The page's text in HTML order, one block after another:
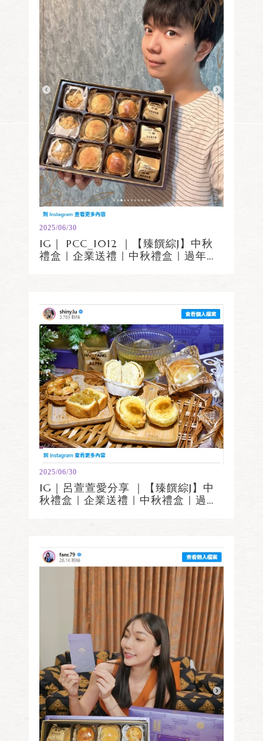
2025/06/30
IG｜ PCC_1012 ｜【臻饌綜J】中秋
禮盒｜企業送禮｜中秋禮盒｜過年禮
2025/06/30
IG｜呂萱萱愛分享 ｜【臻饌綜J】中
秋禮盒｜企業送禮｜中秋禮盒｜過年